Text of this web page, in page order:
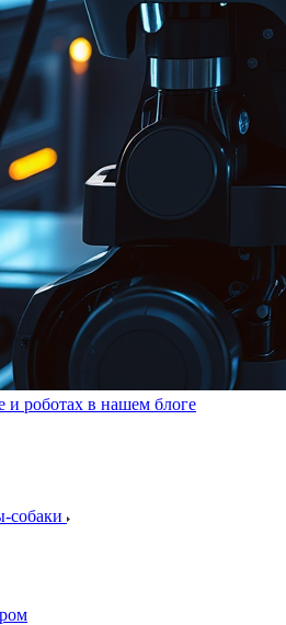
и роботах в нашем блоге
собаки